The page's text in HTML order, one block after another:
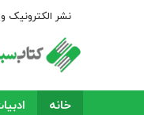
نشر الکترونیک
خانه